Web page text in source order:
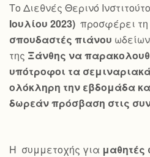
Το Διεθνές Θερινό
Ιουλίου 2023) προσφέρει
σπουδαστές πιάνου
της Ξάνθης να
υπότροφοι τα
ολόκληρη την εβδομάδα
δωρεάν πρόσβαση στις
Η συμμετοχής για μαθητές